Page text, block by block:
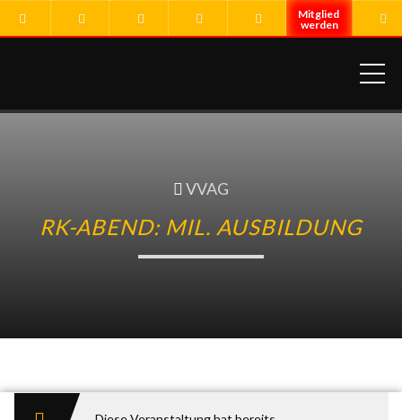
VVAG
RK-ABEND: MIL. AUSBILDUNG